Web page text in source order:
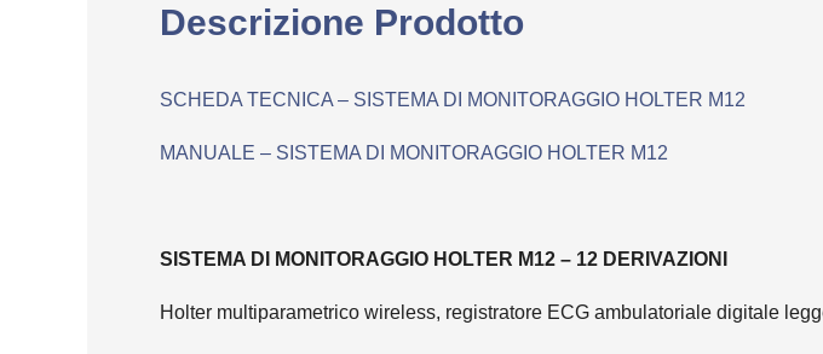
Descrizione Prodotto
SCHEDA TECNICA – SISTEMA DI MONITORAGGIO HOLTER M12
MANUALE – SISTEMA DI MONITORAGGIO HOLTER M12
SISTEMA DI MONITORAGGIO HOLTER M12 – 12 DERIVAZIONI
Holter multiparametrico wireless, registratore ECG ambulatoriale digitale